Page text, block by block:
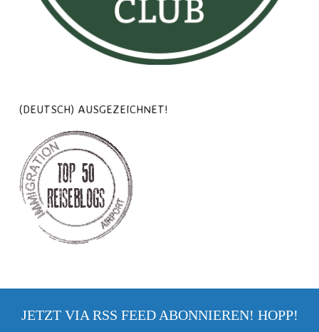
(DEUTSCH) AUSGEZEICHNET!
JETZT VIA RSS FEED ABONNIEREN! HOPP!